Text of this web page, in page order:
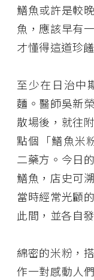
鱔魚或許是較
魚，應該早有
才懂得這道珍
至少在日治中
麵。醫師吳新
散場後，就往
點個「鱔魚米
二藥方。今日
鱔魚，店史可
當時經常光顧
此間，並各自
綿密的米粉，
作一對感動人